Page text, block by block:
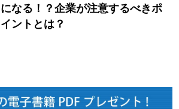
になる！？企業が注意するべきポ
イントとは？